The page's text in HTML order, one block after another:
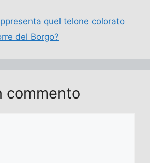
quel telone colorato
del Borgo?
commento